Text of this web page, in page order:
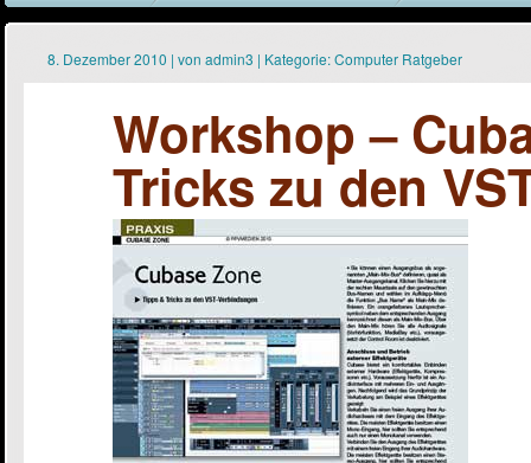
8. Dezember 2010 | von admin3 | Kategorie:Computer Ratgeber
Workshop –
Tricks zu den